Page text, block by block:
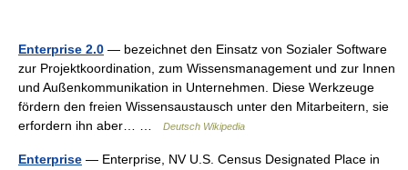
Enterprise 2.0 — bezeichnet den Einsatz von Sozialer Software
zur Projektkoordination, zum Wissensmanagement und zur Innen
und Außenkommunikation in Unternehmen. Diese Werkzeuge
fördern den freien Wissensaustausch unter den Mitarbeitern, sie
erfordern ihn aber… …
Deutsch Wikipedia
Enterprise — Enterprise, NV U.S. Census Designated Place in